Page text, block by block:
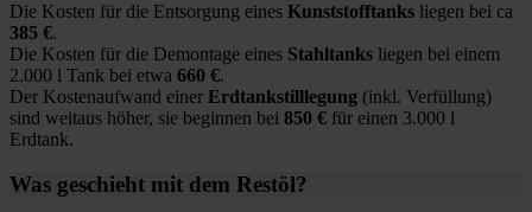
Die Kosten für die Entsorgung eines Kunststofftanks liegen bei ca
385 €.
Die Kosten für die Demontage eines Stahltanks liegen bei einem
2.000 l Tank bei etwa 660 €.
Der Kostenaufwand einer Erdtankstilllegung (inkl. Verfüllung)
sind weitaus höher, sie beginnen bei 850 € für einen 3.000 l
Erdtank.
Was geschieht mit dem Restöl?